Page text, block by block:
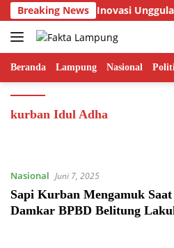
Langsung
ke
konten
Breaking News
Tampilkan Inovasi
Beranda Lampung Nasional
kurban Idul Adha
Nasional Juni 7, 2025
Sapi Kurban Mengamuk
Damkar BPBD Belitung